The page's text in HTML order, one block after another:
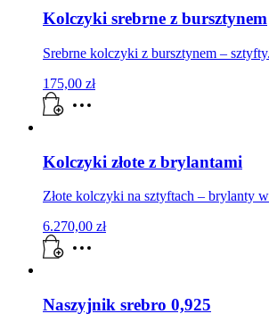
Kolczyki srebrne z bursztynem
Srebrne kolczyki z bursztynem – sztyfty.
175,00 zł
Kolczyki złote z brylantami
Złote kolczyki na sztyftach – brylanty w
6.270,00 zł
Naszyjnik srebro 0,925